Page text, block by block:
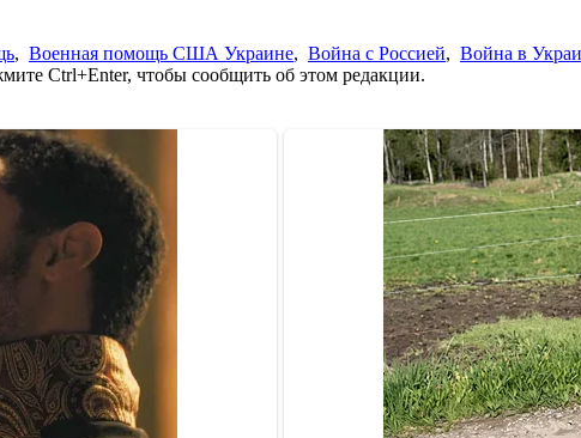
, Военная помощь США Украине, Война с Россией, Война в
Ctrl+Enter, чтобы сообщить об этом редакции.